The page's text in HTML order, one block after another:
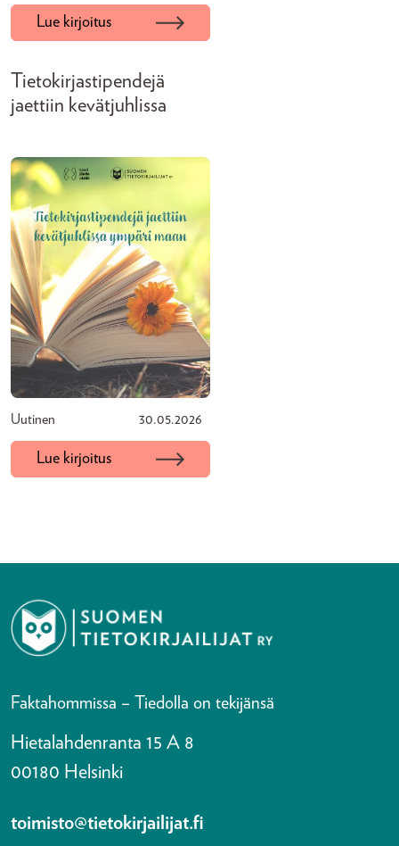
Lue kirjoitus
Tietokirjastipendejä
jaettiin kevätjuhlissa
Uutinen 30.05.2026
Lue kirjoitus
Faktahommissa – Tiedolla on tekijänsä
Hietalahdenranta 15 A 8
00180 Helsinki
toimisto@tietokirjailijat.fi